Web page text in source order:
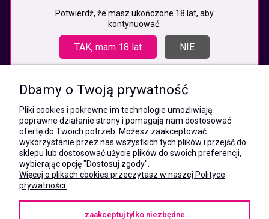
NIP:5532412527
REGON:241846517
ul. Świętej Jadwigi Śląskiej 13,
34-300 Sienna
(Mateusz)
kom.:
731 805 731
(Monika)
e-mail:
kontakt@megaxshop.pl
Podaj swój adres e-mail aby otrzymywać kupony rabatowe na zakupy
Potwierdź, że masz ukończone 18 lat, aby
kontynuować.
TAK, mam 18 lat NIE
Dbamy o Twoją prywatność
Pliki cookies i pokrewne im technologie umożliwiają
poprawne działanie strony i pomagają nam dostosować
ofertę do Twoich potrzeb. Możesz zaakceptować
wykorzystanie przez nas wszystkich tych plików i przejść do
sklepu lub dostosować użycie plików do swoich preferencji,
wybierając opcję "Dostosuj zgody".
Więcej o plikach cookies przeczytasz w naszej Polityce
prywatności.
zaakceptuj tylko niezbędne